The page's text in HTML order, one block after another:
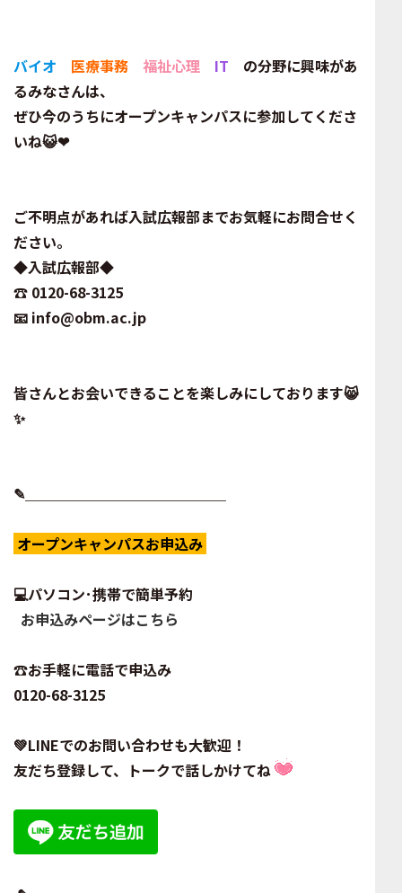
バイオ 医療事務 福祉心理 IT の分野に興味があ
るみなさんは、
ぜひ今のうちにオープンキャンパスに参加してくださ
いね😺❤
ご不明点があれば入試広報部までお気軽にお問合せく
ださい。
◆入試広報部◆
☎️ 0120-68-3125
📧 info@obm.ac.jp
皆さんとお会いできることを楽しみにしております😸
✨
✎＿＿＿＿＿＿＿＿＿＿＿＿＿＿
オープンキャンパスお申込み
💻パソコン･携帯で簡単予約
お申込みページはこちら
☎️お手軽に電話で申込み
0120-68-3125
💚LINEでのお問い合わせも大歓迎！
友だち登録して、トークで話しかけてね